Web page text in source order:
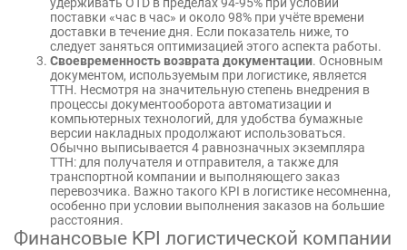
поставки «час в час» и около 98% при учёте времени
доставки в течение дня. Если показатель ниже, то
следует заняться оптимизацией этого аспекта работы.
Своевременность возврата документации. Основным
документом, используемым при логистике, является
ТТН. Несмотря на значительную степень внедрения в
процессы документооборота автоматизации и
компьютерных технологий, для удобства бумажные
версии накладных продолжают использоваться.
Обычно выписывается 4 равнозначных экземпляра
ТТН: для получателя и отправителя, а также для
транспортной компании и выполняющего заказ
перевозчика. Важно такого KPI в логистике несомненна,
особенно при условии выполнения заказов на большие
расстояния.
Финансовые KPI логистической компании